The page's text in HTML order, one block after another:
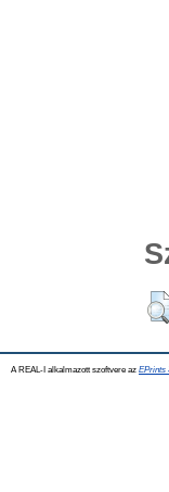
A REAL-I alkalmazott szoftvere az EPrints